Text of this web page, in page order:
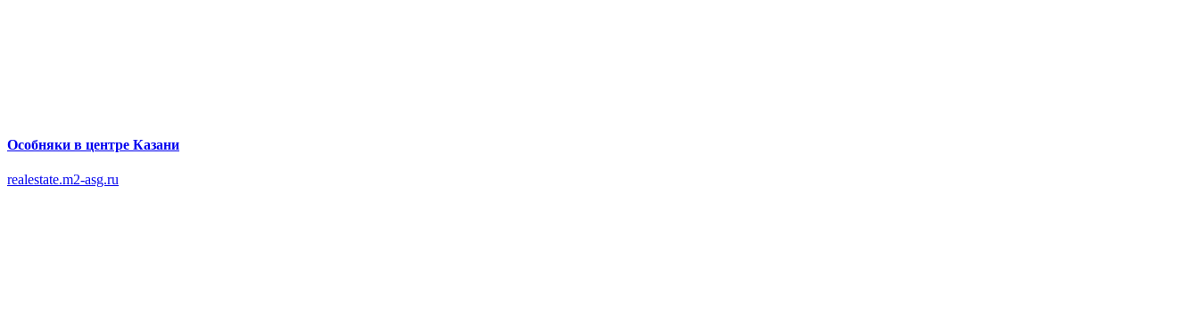
Особняки в центре Казани
realestate.m2-asg.ru